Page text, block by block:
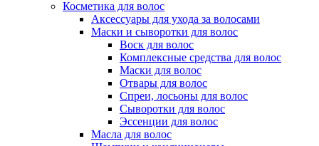
Косметика для волос
Аксессуары для ухода за волосами
Маски и сыворотки для волос
Воск для волос
Комплексные средства для волос
Маски для волос
Отвары для волос
Спреи, лосьоны для волос
Сыворотки для волос
Эссенции для волос
Масла для волос